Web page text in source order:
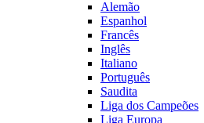
Alemão
Espanhol
Francês
Inglês
Italiano
Português
Saudita
Liga dos Campeões
Liga Europa